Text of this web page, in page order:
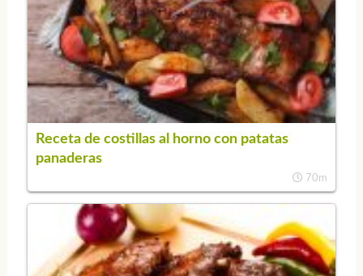
Receta de costillas al horno con patatas
panaderas
70m